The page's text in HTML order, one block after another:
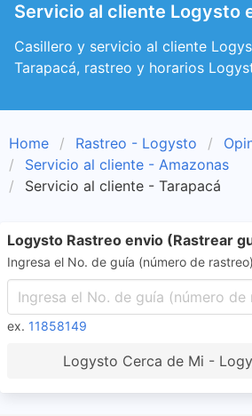
Servicio al cliente Logysto
Casillero y servicio al cliente
Tarapacá, rastreo y horarios
Home Rastreo - Logysto
Servicio al cliente - Amazonas
Servicio al cliente - Tarapacá
Logysto Rastreo envio (Rastrear
Ingresa el No. de guía (número de rastreo)
ex. 11858149
Logysto Cerca de Mi -